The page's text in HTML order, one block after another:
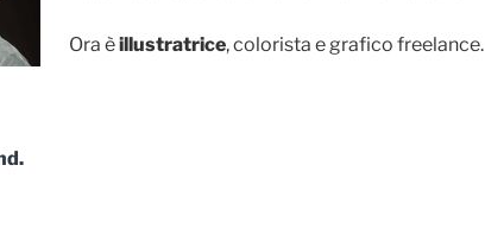
Ora èillustratrice, colorista e grafico freelance.